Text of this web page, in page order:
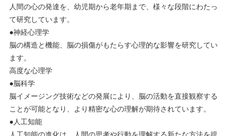
人間の心の発達を、幼児期から老年期まで、様々な段階にわたっ
て研究しています。
●神経心理学
脳の構造と機能、脳の損傷がもたらす心理的な影響を研究してい
ます。
高度な心理学
●脳科学
脳イメージング技術などの発展により、脳の活動を直接観察する
ことが可能となり、より精密な心の理解が期待されています。
●人工知能